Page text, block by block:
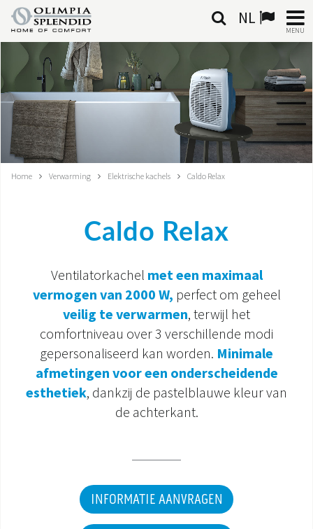
NL
MENU
NEDERLANDSE
HOME
KLIMAATREGELING
VERWARMING
GEÏNTEGREERDE SYSTEMEN
WERELD OS
DOCUMENTATIE PRODUCTEN
Home Verwarming Elektrische kachels Caldo Relax
Caldo Relax
Ventilatorkachel met een maximaal
vermogen van 2000 W, perfect om geheel
veilig te verwarmen, terwijl het
comfortniveau over 3 verschillende modi
gepersonaliseerd kan worden. Minimale
afmetingen voor een onderscheidende
esthetiek, dankzij de pastelblauwe kleur van
de achterkant.
INFORMATIE AANVRAGEN